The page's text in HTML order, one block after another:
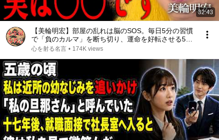
32:43
【美輪明宏】部屋の乱れは脳のSOS。毎日5分の習慣
で「負のカルマ」を断ち切り、運命を好転させる5つ
の法則｜偉人｜名言｜言葉の力｜人生哲学｜
心を射る名言 • 174K views